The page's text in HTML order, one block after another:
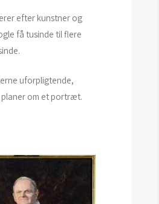
efter kunstner og
få tusinde til flere
uforpligtende,
planer om et portræt.